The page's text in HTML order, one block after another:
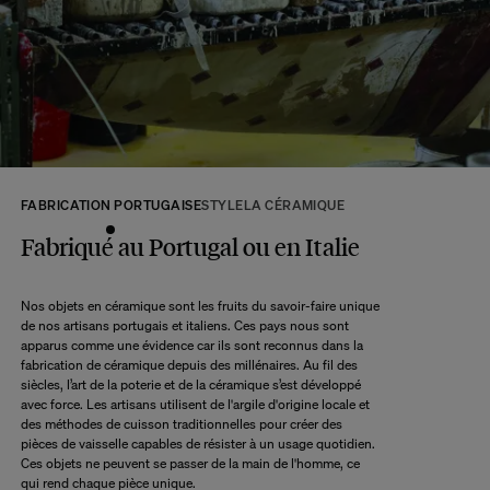
tous les produits seront disponibles.
A ce délai s’ajoute le délai d’acheminement de notre entrepôt à votre domicile
selon l’option de livraison choisie.
Commandez sans crainte. Les retours sont acceptés dans les 14 jours
suivant la réception de votre commande.
maximum de 10 jours après réception et vérification de l’article de notre côté.
Une question ?
Consultez notre FAQ
CONSULTER
FABRICATION PORTUGAISESTYLELA CÉRAMIQUE
Fabriqué au Portugal ou en Italie
Nos objets en céramique sont les fruits du savoir-faire unique
de nos artisans portugais et italiens. Ces pays nous sont
apparus comme une évidence car ils sont reconnus dans la
fabrication de céramique depuis des millénaires. Au fil des
siècles, l’art de la poterie et de la céramique s’est développé
avec force. Les artisans utilisent de l'argile d'origine locale et
des méthodes de cuisson traditionnelles pour créer des
pièces de vaisselle capables de résister à un usage quotidien.
Ces objets ne peuvent se passer de la main de l'homme, ce
qui rend chaque pièce unique.